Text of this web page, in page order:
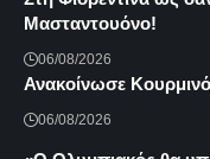
Μασταντουόνο!
06/08/2026
Ανακοίνωσε
06/08/2026